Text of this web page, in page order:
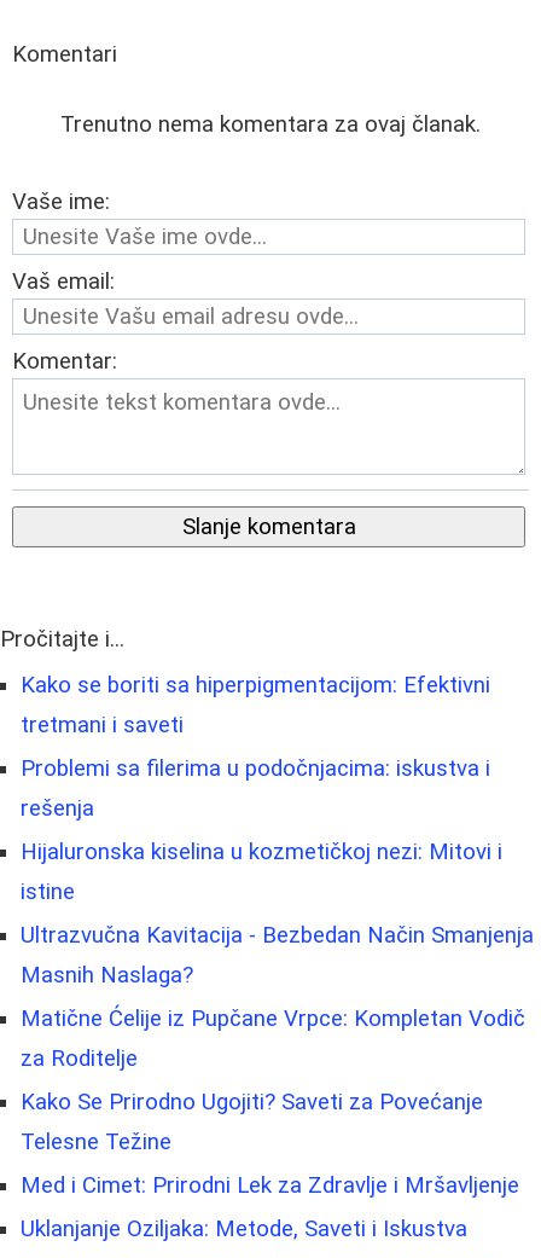
Komentari
Trenutno nema komentara za ovaj članak.
Vaše ime:
Vaš email:
Komentar:
Slanje komentara
Pročitajte i...
Kako se boriti sa hiperpigmentacijom: Efektivni
tretmani i saveti
Problemi sa filerima u podočnjacima: iskustva i
rešenja
Hijaluronska kiselina u kozmetičkoj nezi: Mitovi i
istine
Ultrazvučna Kavitacija - Bezbedan Način Smanjenja
Masnih Naslaga?
Matične Ćelije iz Pupčane Vrpce: Kompletan Vodič
za Roditelje
Kako Se Prirodno Ugojiti? Saveti za Povećanje
Telesne Težine
Med i Cimet: Prirodni Lek za Zdravlje i Mršavljenje
Uklanjanje Oziljaka: Metode, Saveti i Iskustva